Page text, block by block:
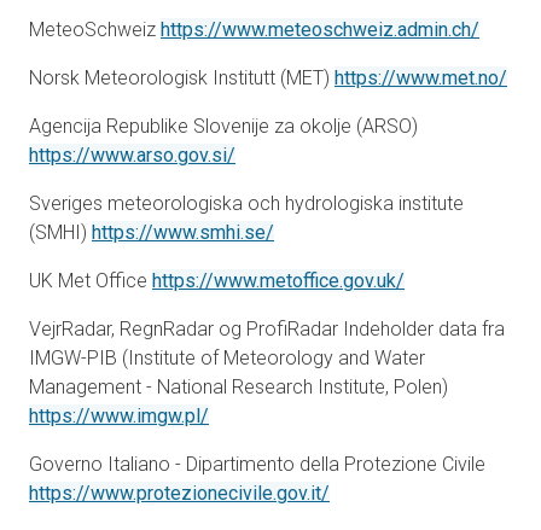
MeteoSchweiz https://www.meteoschweiz.admin.ch/
Norsk Meteorologisk Institutt (MET) https://www.met.no/
Agencija Republike Slovenije za okolje (ARSO)
https://www.arso.gov.si/
Sveriges meteorologiska och hydrologiska institute
(SMHI) https://www.smhi.se/
UK Met Office https://www.metoffice.gov.uk/
VejrRadar, RegnRadar og ProfiRadar Indeholder data fra
IMGW-PIB (Institute of Meteorology and Water
Management - National Research Institute, Polen)
https://www.imgw.pl/
Governo Italiano - Dipartimento della Protezione Civile
https://www.protezionecivile.gov.it/